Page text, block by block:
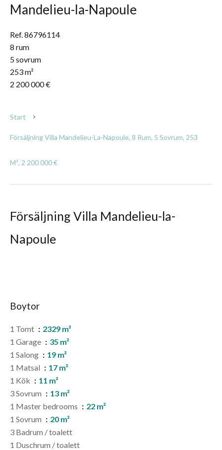
Mandelieu-la-Napoule
Ref. 86796114
8 rum
5 sovrum
253 m²
2 200 000 €
Start
Försäljning Villa Mandelieu-La-Napoule, 8 Rum, 5 Sovrum, 253
M², 2 200 000 €
Försäljning Villa Mandelieu-la-
Napoule
Boytor
1 Tomt
2329 m²
1 Garage
35 m²
1 Salong
19 m²
1 Matsal
17 m²
1 Kök
11 m²
3 Sovrum
13 m²
1 Master bedrooms
22 m²
1 Sovrum
20 m²
3 Badrum / toalett
1 Duschrum / toalett